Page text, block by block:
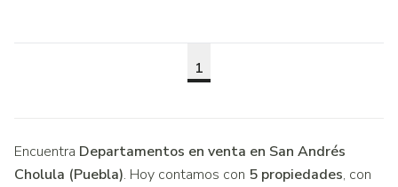
1
Encuentra Departamentos en venta en San Andrés
Cholula (Puebla). Hoy contamos con 5 propiedades, con